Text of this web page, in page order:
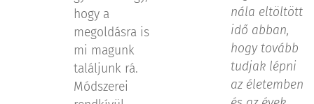
hogy a
megoldásra is
mi magunk
találjunk rá.
Módszerei
nála eltöltött
idő abban,
hogy tovább
tudjak lépni
az életemben